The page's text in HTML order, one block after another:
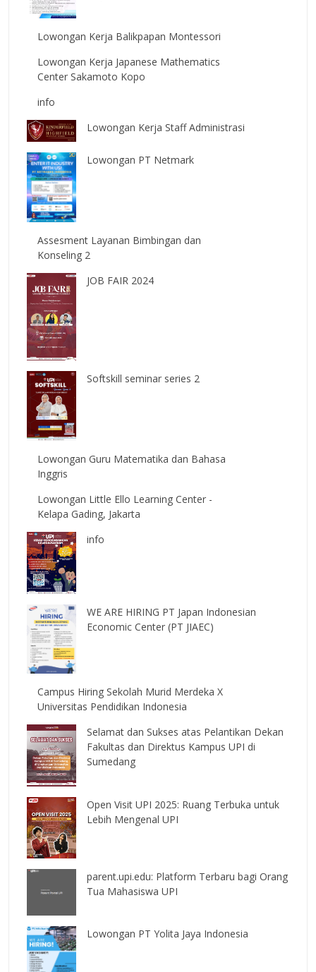
Lowongan Kerja Balikpapan Montessori
Lowongan Kerja Japanese Mathematics
Center Sakamoto Kopo
info
Lowongan Kerja Staff Administrasi
Lowongan PT Netmark
Assesment Layanan Bimbingan dan
Konseling 2
JOB FAIR 2024
Softskill seminar series 2
Lowongan Guru Matematika dan Bahasa
Inggris
Lowongan Little Ello Learning Center -
Kelapa Gading, Jakarta
info
WE ARE HIRING PT Japan Indonesian
Economic Center (PT JIAEC)
Campus Hiring Sekolah Murid Merdeka X
Universitas Pendidikan Indonesia
Selamat dan Sukses atas Pelantikan Dekan
Fakultas dan Direktus Kampus UPI di
Sumedang
Open Visit UPI 2025: Ruang Terbuka untuk
Lebih Mengenal UPI
parent.upi.edu: Platform Terbaru bagi Orang
Tua Mahasiswa UPI
Lowongan PT Yolita Jaya Indonesia